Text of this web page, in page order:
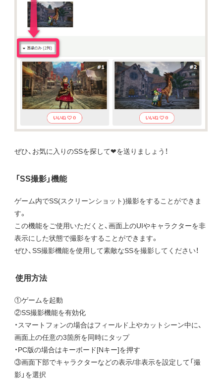
ぜひ、お気に入りのSSを探して❤を送りましょう！
「SS撮影」機能
ゲーム内でSS(スクリーンショット)撮影をすることができま
す。
この機能をご使用いただくと、画面上のUIやキャラクターを非
表示にした状態で撮影をすることができます。
ぜひ、SS撮影機能を使用して素敵なSSを撮影してください！
使用方法
①ゲームを起動
②SS撮影機能を有効化
・スマートフォンの場合はフィールド上やカットシーン中に、
画面上の任意の3箇所を同時にタップ
・PC版の場合はキーボード[Nキー]を押す
③画面下部でキャラクターなどの表示/非表示を設定して「撮
影」を選択